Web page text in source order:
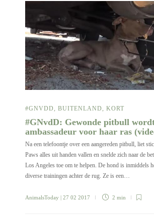
#GNVDD, BUITENLAND, KORT
#GNvdD: Gewonde pitbull
ambassadeur voor haar ras
Na een telefoontje over een aangereden pitbull, liet
Paws alles uit handen vallen en snelde zich naar de
Los Angeles toe om te helpen. De hond is inmiddels
diverse trainingen achter de rug. Ze is een…
AnimalsToday | 27 02 2017 2 min